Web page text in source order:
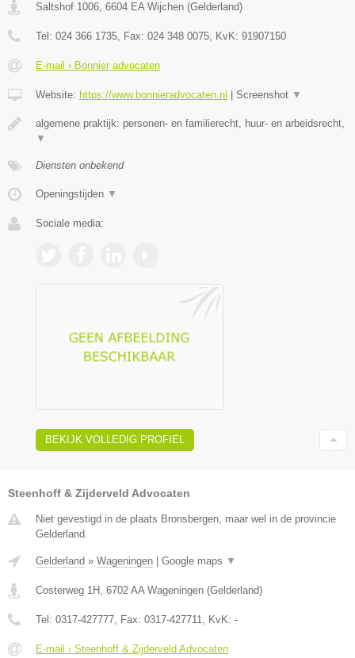
Saltshof 1006, 6604 EA Wijchen (Gelderland)
Tel: 024 366 1735, Fax: 024 348 0075, KvK: 91907150
E-mail › Bonnier advocaten
Website: https://www.bonnieradvocaten.nl Screenshot ▼
algemene praktijk: personen- en familierecht, huur- en arbeidsrecht,
▼
Diensten onbekend
Openingstijden ▼
Sociale media:
BEKIJK VOLLEDIG PROFIEL
Steenhoff & Zijderveld Advocaten
Niet gevestigd in de plaats Bronsbergen, maar wel in de provincie
Gelderland.
Gelderland » Wageningen | Google maps ▼
Costerweg 1H 6702 AA Wageningen (Gelderland)
Tel: 0317-427777 , Fax: 0317-427711 , KvK: -
E-mail › Steenhoff & Zijderveld Advocaten